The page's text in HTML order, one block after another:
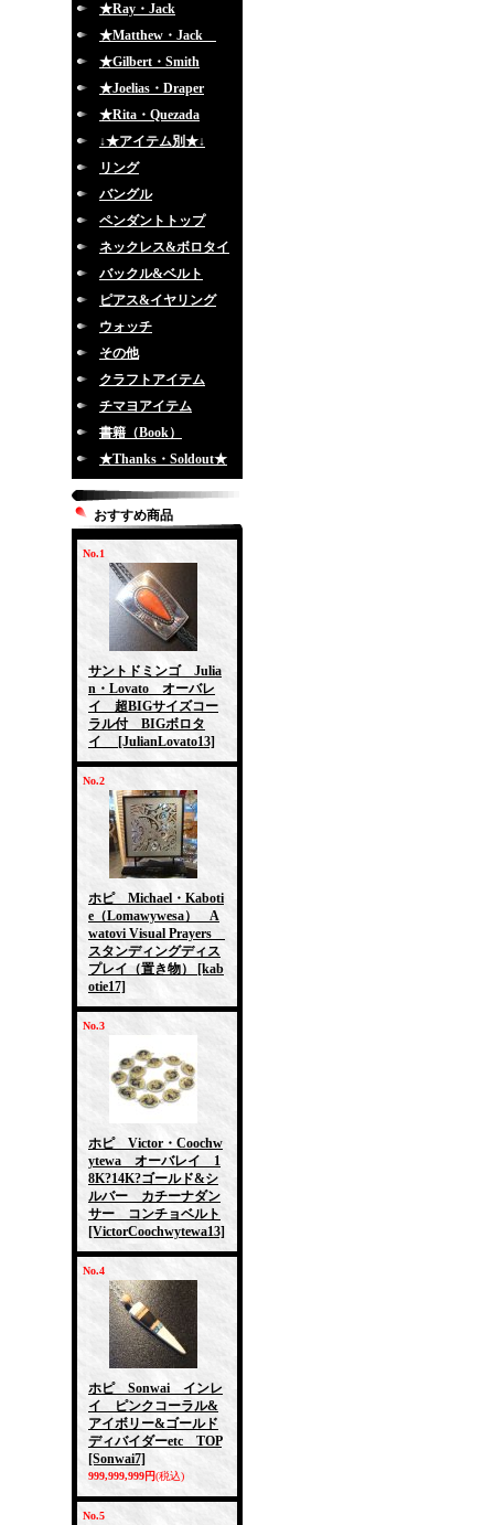
★Ray・Jack
★Matthew・Jack
★Gilbert・Smith
★Joelias・Draper
★Rita・Quezada
↓★アイテム別★↓
リング
バングル
ペンダントトップ
ネックレス&ボロタイ
バックル&ベルト
ピアス&イヤリング
ウォッチ
その他
クラフトアイテム
チマヨアイテム
書籍（Book）
★Thanks・Soldout★
おすすめ商品
No.1
サントドミンゴ Julia
n・Lovato オーバレ
イ 超BIGサイズコー
ラル付 BIGボロタ
イ
[JulianLovato13]
No.2
ホピ Michael・Kaboti
e（Lomawywesa） A
watovi Visual Prayers
スタンディングディス
プレイ（置き物）
[kab
otie17]
No.3
ホピ Victor・Coochw
ytewa オーバレイ 1
8K?14K?ゴールド&シ
ルバー カチーナダン
サー コンチョベルト
[VictorCoochwytewa13]
No.4
ホピ Sonwai インレ
イ ピンクコーラル&
アイボリー&ゴールド
ディバイダーetc TOP
[Sonwai7]
999,999,999円(税込)
No.5